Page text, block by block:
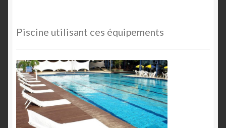
Piscine utilisant ces équipements